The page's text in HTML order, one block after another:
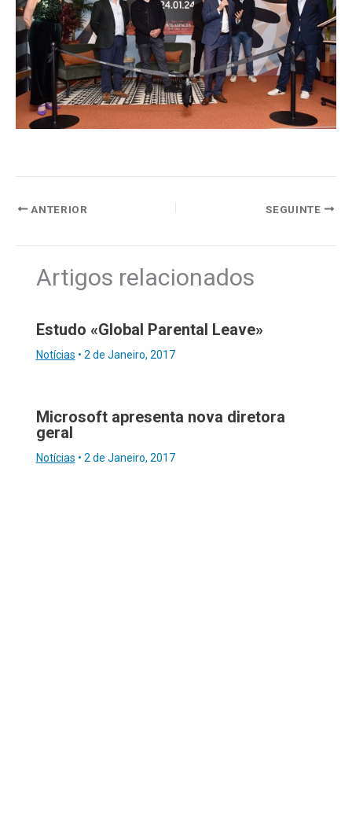
ANTERIOR SEGUINTE
Artigos relacionados
Estudo «Global Parental Leave»
Notícias • 2 de Janeiro, 2017
Microsoft apresenta nova diretora
geral
Notícias • 2 de Janeiro, 2017